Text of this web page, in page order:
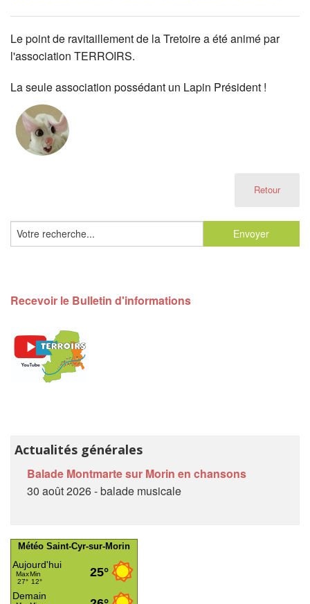
Le point de ravitaillement de la Tretoire a été animé par
l'association TERROIRS.
La seule association possédant un Lapin Président !
Retour
Recevoir le Bulletin d'informations
Actualités générales
Balade Montmarte sur Morin en chansons
30 août 2026 - balade musicale
Météo Saint-Cyr-sur-Morin